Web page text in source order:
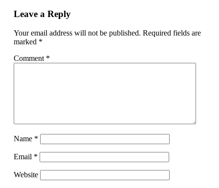
Leave a Reply
Your email address will not be published. Required fields are
marked *
Comment *
Name *
Email *
Website